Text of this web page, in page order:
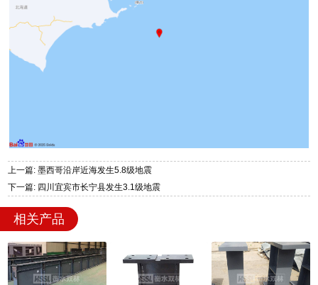
上一篇: 墨西哥沿岸近海发生5.8级地震
下一篇: 四川宜宾市长宁县发生3.1级地震
相关产品